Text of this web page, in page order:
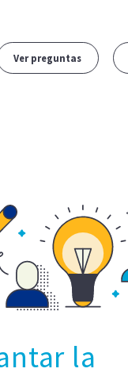
Ver preguntas
la